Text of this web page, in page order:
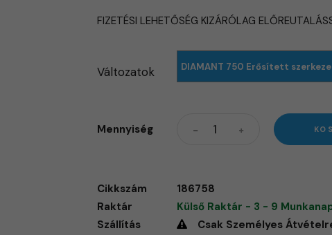
FIZETÉSI LEHETŐSÉG KIZÁRÓLAG
Változatok DIAMANT 750 Erősített
Mennyiség
Cikkszám
186758
Raktár
Külső Raktár - 3 - 9
Szállítás
Csak Személyes